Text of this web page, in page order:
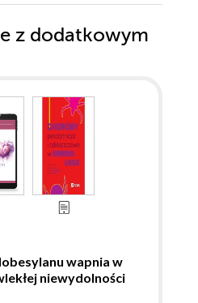
z dodatkowym
wapnia w
niewydolności